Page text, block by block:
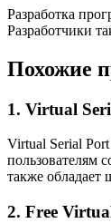
Разработка
Разработчики
Похожие
1. Virtual
Virtual Serial
пользователям
также
2. Free